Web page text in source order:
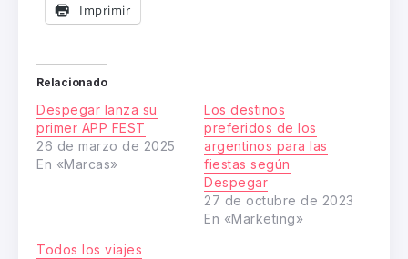
Imprimir
Relacionado
Despegar lanza su
primer APP FEST
26 de marzo de 2025
En «Marcas»
Los destinos
preferidos de los
argentinos para las
fiestas según
Despegar
27 de octubre de 2023
En «Marketing»
Todos los viajes